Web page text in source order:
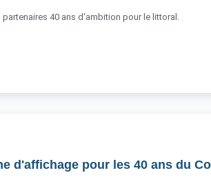
40 ans d'ambition pour le littoral.
d'affichage pour les 40 ans du